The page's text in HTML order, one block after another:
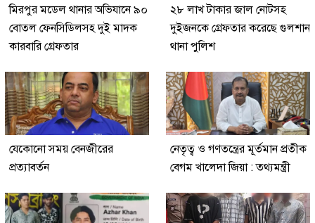
মিরপুর মডেল থানার অভিযানে ৯০
বোতল ফেনসিডিলসহ দুই মাদক
কারবারি গ্রেফতার
২৮ লাখ টাকার জাল নোটসহ
দুইজনকে গ্রেফতার করেছে গুলশান
থানা পুলিশ
যেকোনো সময় বেনজীরের
প্রত্যাবর্তন
নেতৃত্ব ও গণতন্ত্রের মূর্তমান প্রতীক
বেগম খালেদা জিয়া : তথ্যমন্ত্রী